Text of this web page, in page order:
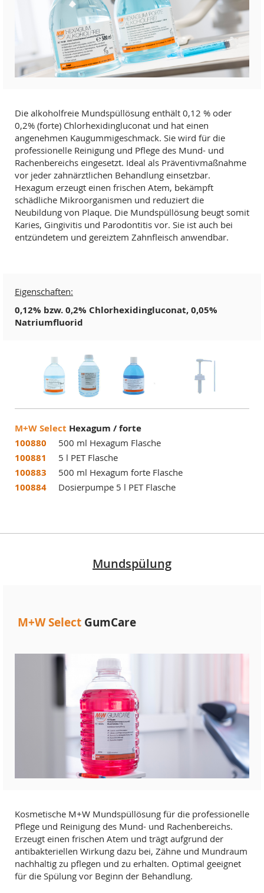
Die alkoholfreie Mundspüllösung enthält 0,12 % oder
0,2% (forte) Chlorhexidingluconat und hat einen
angenehmen Kaugummigeschmack. Sie wird für die
professionelle Reinigung und Pflege des Mund- und
Rachenbereichs eingesetzt. Ideal als Präventivmaßnahme
vor jeder zahnärztlichen Behandlung einsetzbar.
Hexagum erzeugt einen frischen Atem, bekämpft
schädliche Mikroorganismen und reduziert die
Neubildung von Plaque. Die Mundspüllösung beugt somit
Karies, Gingivitis und Parodontitis vor. Sie ist auch bei
entzündetem und gereiztem Zahnfleisch anwendbar.
Eigenschaften:
0,12% bzw. 0,2% Chlorhexidingluconat, 0,05%
Natriumfluorid
M+W Select Hexagum / forte
100880 500 ml Hexagum Flasche
100881 5 l PET Flasche
100883 500 ml Hexagum forte Flasche
100884 Dosierpumpe 5 l PET Flasche
Mundspülung
M+W Select GumCare
Kosmetische M+W Mundspüllösung für die professionelle
Pflege und Reinigung des Mund- und Rachenbereichs.
Erzeugt einen frischen Atem und trägt aufgrund der
antibakteriellen Wirkung dazu bei, Zähne und Mundraum
nachhaltig zu pflegen und zu erhalten. Optimal geeignet
für die Spülung vor Beginn der Behandlung.